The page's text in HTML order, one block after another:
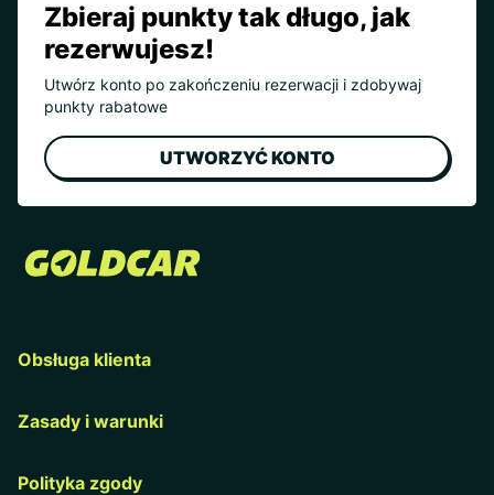
Zbieraj punkty tak długo, jak
rezerwujesz!
Utwórz konto po zakończeniu rezerwacji i zdobywaj
punkty rabatowe
UTWORZYĆ KONTO
Obsługa klienta
Zasady i warunki
Polityka zgody